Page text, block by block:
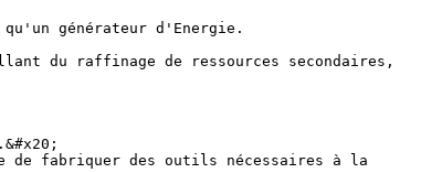
générateur d'Energie.
du raffinage de ressources secondaires,
de fabriquer des outils nécessaires à la